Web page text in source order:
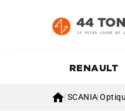
RENAULT
 SCANIA